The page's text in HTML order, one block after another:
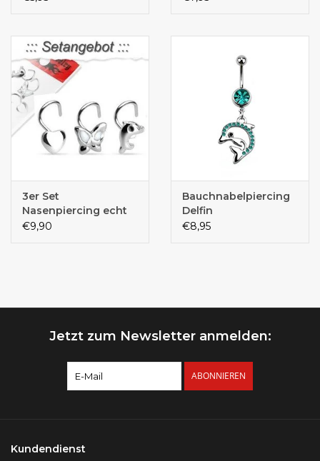
3er Set
Nasenpiercing echt
Silber
€9,90
Bauchnabelpiercing
Delfin
€8,95
Jetzt zum Newsletter anmelden:
ABONNIEREN
Kundendienst